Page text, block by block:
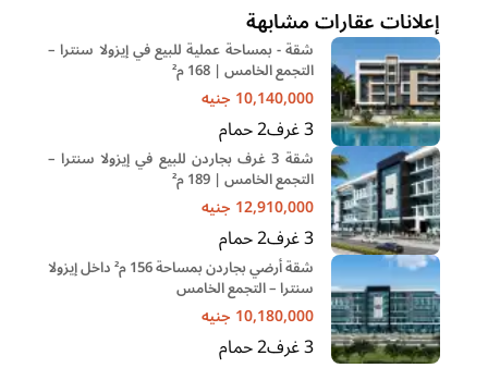
إعلانات عقارات مشابهة
شقة - بمساحة عملية للبيع في إيزولا سنترا –
التجمع الخامس | 168 م²
10,140,000 جنيه
3غرف2حمام
شقة 3 غرف بجاردن للبيع في إيزولا سنترا –
التجمع الخامس | 189 م²
12,910,000 جنيه
3غرف2حمام
شقة أرضي بجاردن بمساحة 156 م² داخل إيزولا
سنترا – التجمع الخامس
10,180,000 جنيه
3غرف2حمام